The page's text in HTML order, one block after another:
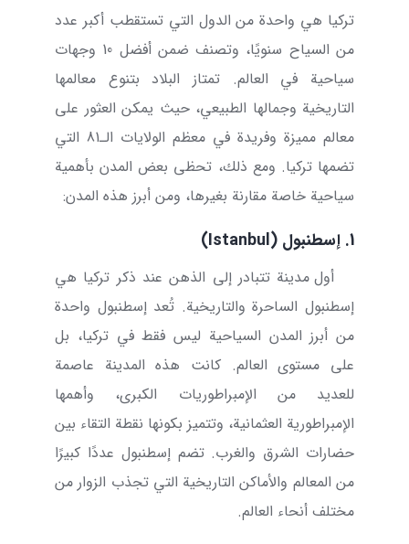
تركيا هي واحدة من الدول التي تستقطب أكبر عدد
من السياح سنويًا، وتصنف ضمن أفضل 10 وجهات
سياحية في العالم. تمتاز البلاد بتنوع معالمها
التاريخية وجمالها الطبيعي، حيث يمكن العثور على
معالم مميزة وفريدة في معظم الولايات الـ81 التي
تضمها تركيا. ومع ذلك، تحظى بعض المدن بأهمية
سياحية خاصة مقارنة بغيرها، ومن أبرز هذه المدن:
1. إسطنبول ( Istanbul
)
أول مدينة تتبادر إلى الذهن عند ذكر تركيا هي
إسطنبول الساحرة والتاريخية. تُعد إسطنبول واحدة
من أبرز المدن السياحية ليس فقط في تركيا، بل
على مستوى العالم. كانت هذه المدينة عاصمة
للعديد من الإمبراطوريات الكبرى، وأهمها
الإمبراطورية العثمانية، وتتميز بكونها نقطة التقاء بين
حضارات الشرق والغرب. تضم إسطنبول عددًا كبيرًا
من المعالم والأماكن التاريخية التي تجذب الزوار من
مختلف أنحاء العالم.